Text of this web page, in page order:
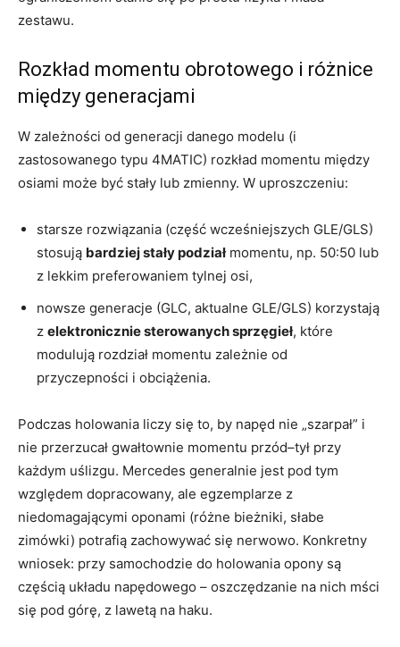
zestawu.
Rozkład momentu obrotowego i różnice
między generacjami
W zależności od generacji danego modelu (i
zastosowanego typu 4MATIC) rozkład momentu między
osiami może być stały lub zmienny. W uproszczeniu:
starsze rozwiązania (część wcześniejszych GLE/GLS)
stosują bardziej stały podziałmomentu, np. 50:50 lub
z lekkim preferowaniem tylnej osi,
nowsze generacje (GLC, aktualne GLE/GLS) korzystają
z elektronicznie sterowanych sprzęgieł, które
modulują rozdział momentu zależnie od
przyczepności i obciążenia.
Podczas holowania liczy się to, by napęd nie „szarpał” i
nie przerzucał gwałtownie momentu przód–tył przy
każdym uślizgu. Mercedes generalnie jest pod tym
względem dopracowany, ale egzemplarze z
niedomagającymi oponami (różne bieżniki, słabe
zimówki) potrafią zachowywać się nerwowo. Konkretny
wniosek: przy samochodzie do holowania opony są
częścią układu napędowego – oszczędzanie na nich mści
się pod górę, z lawetą na haku.